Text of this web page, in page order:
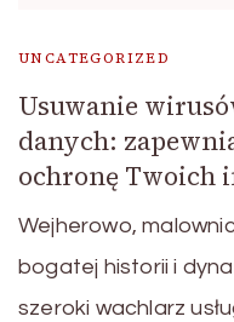
UNCATEGORIZED
Usuwanie
danych:
ochronę Twoich
Wejherowo,
bogatej historii i
szeroki wachlarz